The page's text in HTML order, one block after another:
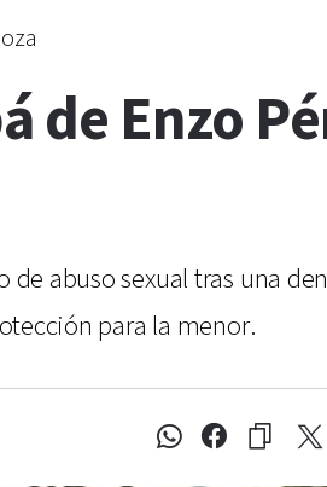
de Enzo
de abuso sexual tras una
para la menor.